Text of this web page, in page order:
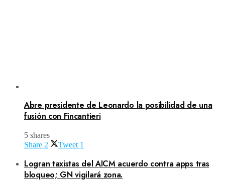
Abre presidente de Leonardo la posibilidad de una
fusión con Fincantieri
5 shares
Share 2 Tweet 1
Logran taxistas del AICM acuerdo contra apps tras
bloqueo; GN vigilará zona.